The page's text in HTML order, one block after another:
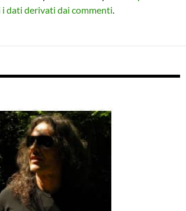
dati derivati dai commenti.